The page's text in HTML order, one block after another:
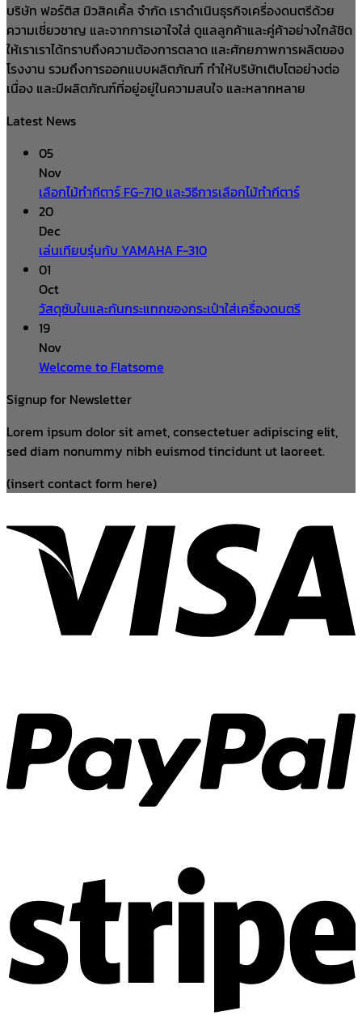
บริษัท ฟอร์ติส มิวสิคเคิ้ล จำกัด เราดำเนินธุรกิจเครื่องดนตรีด้วย
ความเชี่ยวชาญ และจากการเอาใจใส่ ดูแลลูกค้าและคู่ค้าอย่างใกล้ชิด
ให้เราเราได้ทราบถึงความต้องการตลาด และศักยภาพการผลิตของ
โรงงาน รวมถึงการออกแบบผลิตภัณฑ์ ทำให้บริษัทเติบโตอย่างต่อ
เนื่อง และมีผลิตภัณฑ์ที่อยู่อยู่ในความสนใจ และหลากหลาย
Latest News
05
Nov
เลือกไม้ทำกีตาร์ FG-710 และวิธีการเลือกไม้ทำกีตาร์
20
Dec
เล่นเทียบรุ่นกับ YAMAHA F-310
01
Oct
วัสดุซับในและกันกระแทกของกระเป๋าใส่เครื่องดนตรี
19
Nov
Welcome to Flatsome
Signup for Newsletter
Lorem ipsum dolor sit amet, consectetuer adipiscing elit,
sed diam nonummy nibh euismod tincidunt ut laoreet.
(insert contact form here)